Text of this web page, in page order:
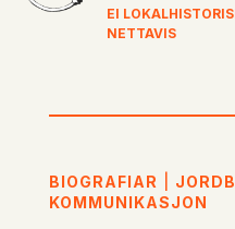
EI
NETTAVIS
BIOGRAFIAR
KOMMUNIKASJON